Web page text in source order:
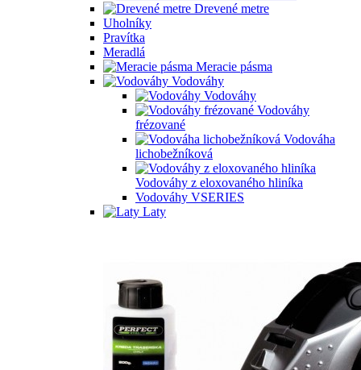
Drevené metre
Uholníky
Pravítka
Meradlá
Meracie pásma
Vodováhy
Vodováhy
Vodováhy
frézované
Vodováha
lichobežníková
Vodováhy z eloxovaného hliníka
Vodováhy VSERIES
Laty